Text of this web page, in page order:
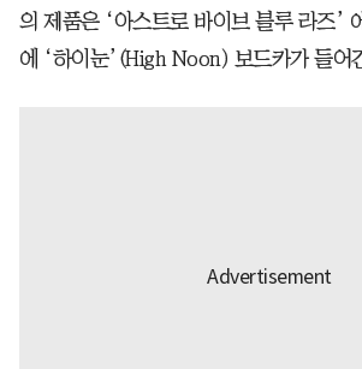
의 제품은 ‘아스트로 바이브 블루 라즈’
에 ‘하이눈’(High Noon) 보드카가 들어